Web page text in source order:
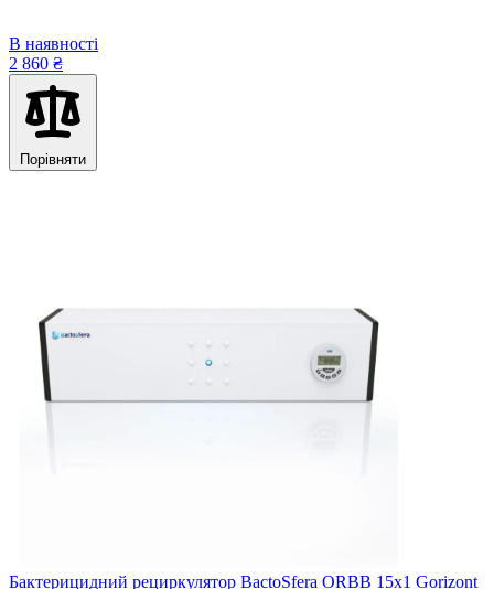
В наявності
2 860 ₴
Порівняти
Бактерицидний рециркулятор BactoSfera ORBB 15x1 Gorizont